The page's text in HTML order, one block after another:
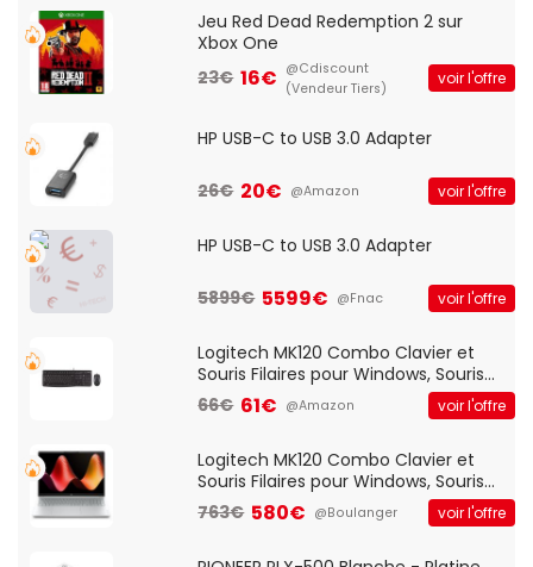
Jeu Red Dead Redemption 2 sur
Xbox One
23€ 16€ @Cdiscount
(Vendeur Tiers)
voir l'offre
HP USB-C to USB 3.0 Adapter
26€ 20€ @Amazon voir l'offre
HP USB-C to USB 3.0 Adapter
5899€ 5599€ @Fnac voir l'offre
Logitech MK120 Combo Clavier et
Souris Filaires pour Windows, Souris
Optique Filaire, Connexion USB Plug
And Play, Confortable, Taille
QWERTY UK - Noir
66€ 61€ @Amazon voir l'offre
Logitech MK120 Combo Clavier et
Souris Filaires pour Windows, Souris
Optique Filaire, Connexion USB Plug
And Play, Confortable, Taille
763€ 580€ @Boulanger voir l'offre